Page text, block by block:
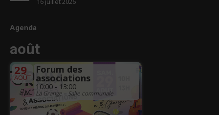
Agenda
août
29
AOÛT
Forum des
associations
10:00 - 13:00
La Grange – Salle communale